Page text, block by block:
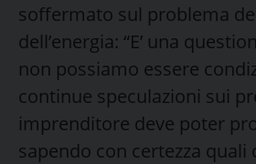
soffermato sul problema
dell’energia: “E’ una
non possiamo essere
continue speculazioni sui
imprenditore deve poter
sapendo con certezza quali